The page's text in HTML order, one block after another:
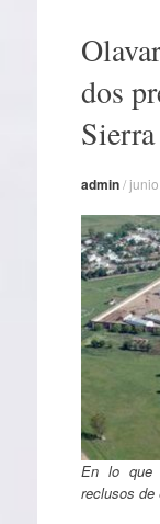
contenido
dos
admin/
En lo que
reclusos de